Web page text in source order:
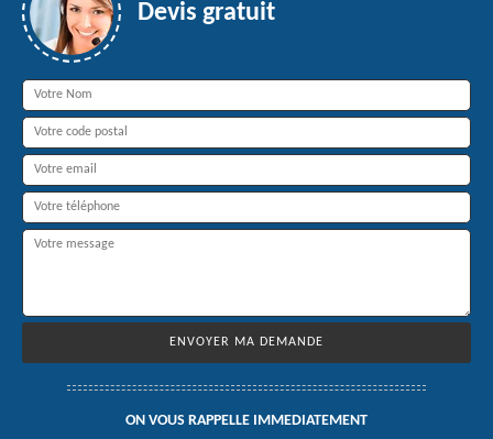
Devis gratuit
ON VOUS RAPPELLE IMMEDIATEMENT